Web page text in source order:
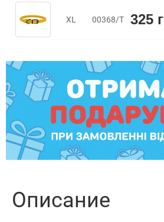
XL 00368/Т 325
Описание